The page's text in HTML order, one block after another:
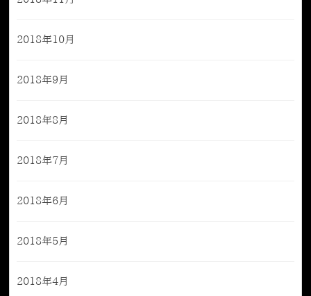
2018年10月
2018年9月
2018年8月
2018年7月
2018年6月
2018年5月
2018年4月